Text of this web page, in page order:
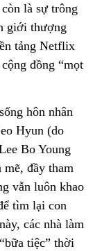
là sự trông
giới thượng
tảng Netflix
đồng “mọt
hôn nhân
Hyun (do
Bo Young
đầy tham
vẫn luôn khao
tìm lại con
các nhà làm
tiệc” thời